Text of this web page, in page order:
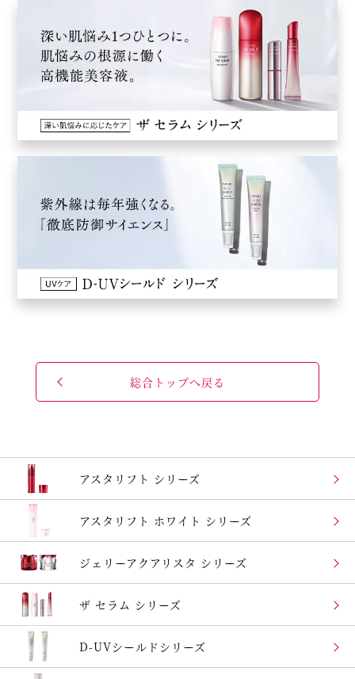
総合トップへ戻る
アスタリフト シリーズ
アスタリフト ホワイト シリーズ
ジェリーアクアリスタ シリーズ
ザ セラム シリーズ
D-UVシールドシリーズ